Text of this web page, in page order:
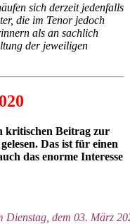
sich derzeit jedenfalls
die im Tenor jedoch
als an sachlich
der jeweiligen
kritischen Beitrag zur
Das ist für einen
das enorme Interesse
Dienstag, dem 03. März